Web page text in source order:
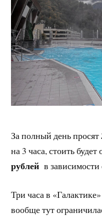
За полный день просят
на 3 часа, стоить будет
рублей в
Три часа в
вообще тут